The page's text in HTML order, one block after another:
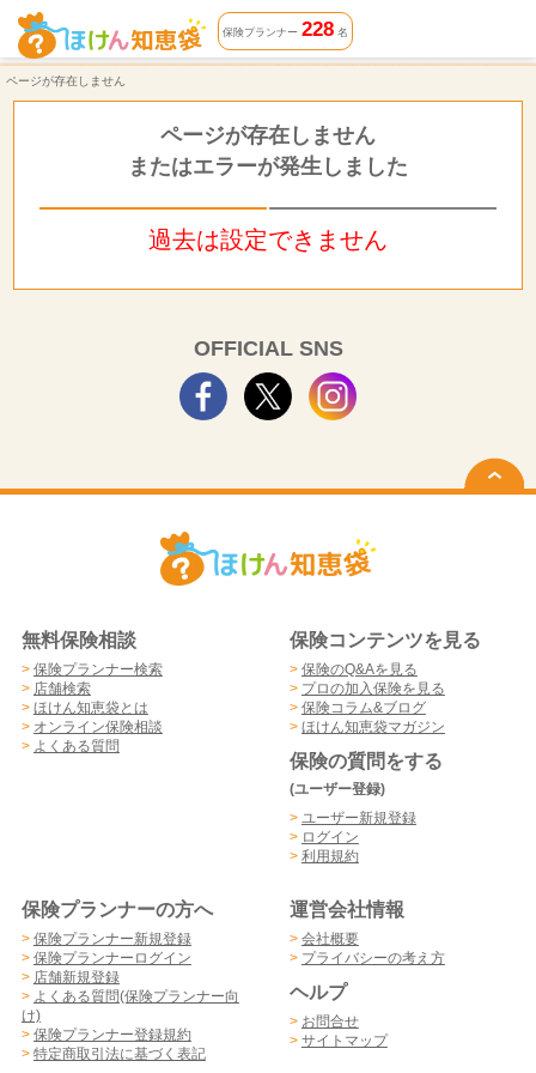
ページが存在しません | ほけん知恵袋
保険プランナー 228名
ページが存在しません
ページが存在しません
またはエラーが発生しました
過去は設定できません
OFFICIAL SNS
無料保険相談
> 保険プランナー検索
> 店舗検索
> ほけん知恵袋とは
> オンライン保険相談
> よくある質問
保険コンテンツを見る
> 保険のQ&Aを見る
> プロの加入保険を見る
> 保険コラム&ブログ
> ほけん知恵袋マガジン
保険の質問をする
(ユーザー登録)
> ユーザー新規登録
> ログイン
> 利用規約
保険プランナーの方へ
> 保険プランナー新規登録
> 保険プランナーログイン
> 店舗新規登録
> よくある質問(保険プランナー向
け)
> 保険プランナー登録規約
> 特定商取引法に基づく表記
運営会社情報
> 会社概要
> プライバシーの考え方
ヘルプ
> お問合せ
> サイトマップ